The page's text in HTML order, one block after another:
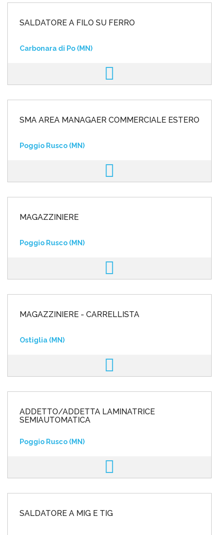
SALDATORE A FILO SU FERRO
Carbonara di Po (MN)
SMA AREA MANAGAER COMMERCIALE ESTERO
Poggio Rusco (MN)
MAGAZZINIERE
Poggio Rusco (MN)
MAGAZZINIERE - CARRELLISTA
Ostiglia (MN)
ADDETTO/ADDETTA LAMINATRICE
SEMIAUTOMATICA
Poggio Rusco (MN)
SALDATORE A MIG E TIG